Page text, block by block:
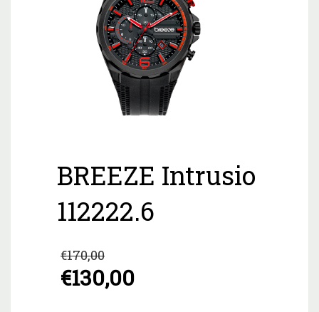
BREEZE Intrusio
112222.6
€170,00
price
was:
€130,00
Η